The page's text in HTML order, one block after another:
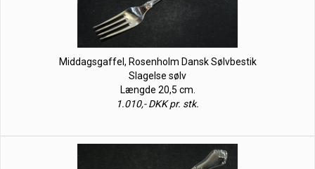
Middagsgaffel, Rosenholm Dansk Sølvbestik
Slagelse sølv
Længde 20,5 cm.
1.010,- DKK pr. stk.